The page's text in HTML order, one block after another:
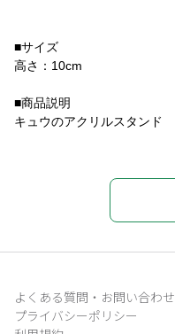
■サイズ
高さ：10cm
■商品説明
キュウのアクリルスタンド
よくある質問・お問い合わせ
プライバシーポリシー